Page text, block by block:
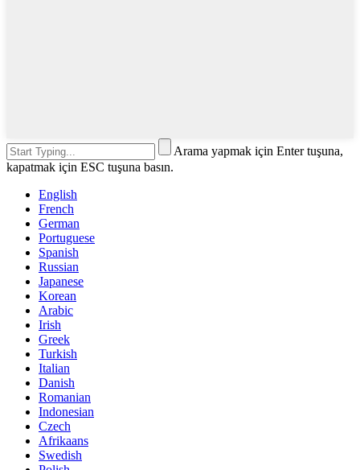
Arama yapmak için Enter tuşuna,
kapatmak için ESC tuşuna basın.
English
French
German
Portuguese
Spanish
Russian
Japanese
Korean
Arabic
Irish
Greek
Turkish
Italian
Danish
Romanian
Indonesian
Czech
Afrikaans
Swedish